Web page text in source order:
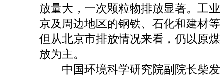
放量大，一次颗粒物排放显著。工
京及周边地区的钢铁、石化和建材
但从北京市排放情况来看，仍以原
放为主。
中国环境科学研究院副院长柴发